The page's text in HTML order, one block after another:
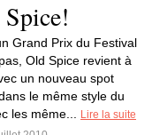
Grand Prix du Festival
Old Spice revient à
un nouveau spot
le même style du
les même...
Lire la suite